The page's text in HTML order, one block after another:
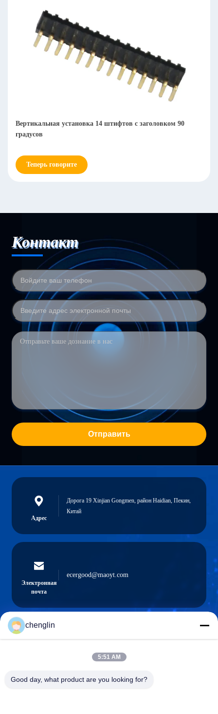
Вертикальная установка 14 штифтов с заголовком 90
градусов
Теперь говорите
Контакт
Отправить
Адрес
Дорога 19 Xinjian Gongmen, район Haidian, Пекин,
Китай
Электронная
почта
ecergood@maoyt.com
chenglin
5:51 AM
Good day, what product are you looking for?